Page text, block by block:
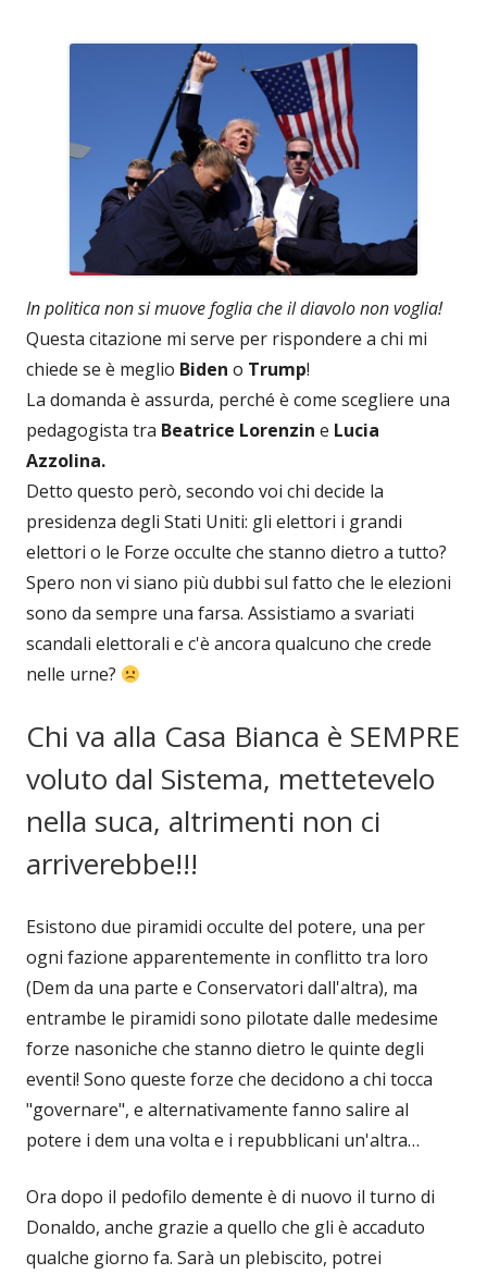
In politica non si muove foglia che il diavolo non voglia!
Questa citazione mi serve per rispondere a chi mi
chiede se è meglio Biden o Trump!
La domanda è assurda, perché è come scegliere una
pedagogista tra Beatrice Lorenzin e Lucia
Azzolina.
Detto questo però, secondo voi chi decide la
presidenza degli Stati Uniti: gli elettori i grandi
elettori o le Forze occulte che stanno dietro a tutto?
Spero non vi siano più dubbi sul fatto che le elezioni
sono da sempre una farsa. Assistiamo a svariati
scandali elettorali e c'è ancora qualcuno che crede
nelle urne?
Chi va alla Casa Bianca è SEMPRE
voluto dal Sistema, mettetevelo
nella suca, altrimenti non ci
arriverebbe!!!
Esistono due piramidi occulte del potere, una per
ogni fazione apparentemente in conflitto tra loro
(Dem da una parte e Conservatori dall'altra), ma
entrambe le piramidi sono pilotate dalle medesime
forze nasoniche che stanno dietro le quinte degli
eventi! Sono queste forze che decidono a chi tocca
"governare", e alternativamente fanno salire al
potere i dem una volta e i repubblicani un'altra…
Ora dopo il pedofilo demente è di nuovo il turno di
Donaldo, anche grazie a quello che gli è accaduto
qualche giorno fa. Sarà un plebiscito, potrei